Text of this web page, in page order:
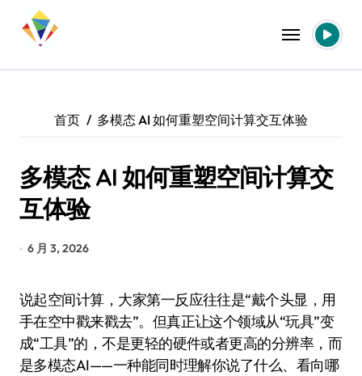
首页 多模态 AI 如何重塑空间计算交互体验
多模态 AI 如何重塑空间计算交
互体验
6 月 3, 2026
说起空间计算，大家第一反应往往是“戴个头显，用
手在空中戳来戳去”。但真正让这个领域从“玩具”变
成“工具”的，不是更轻的硬件或者更高的分辨率，而
是多模态AI——一种能同时理解你说了什么、看向哪